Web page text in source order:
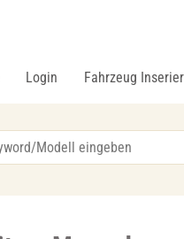
Login Fahrzeug